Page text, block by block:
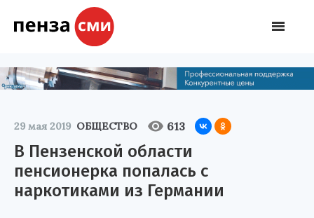
29 мая 2019 ОБЩЕСТВО 613
В Пензенской области
пенсионерка попалась с
наркотиками из Германии